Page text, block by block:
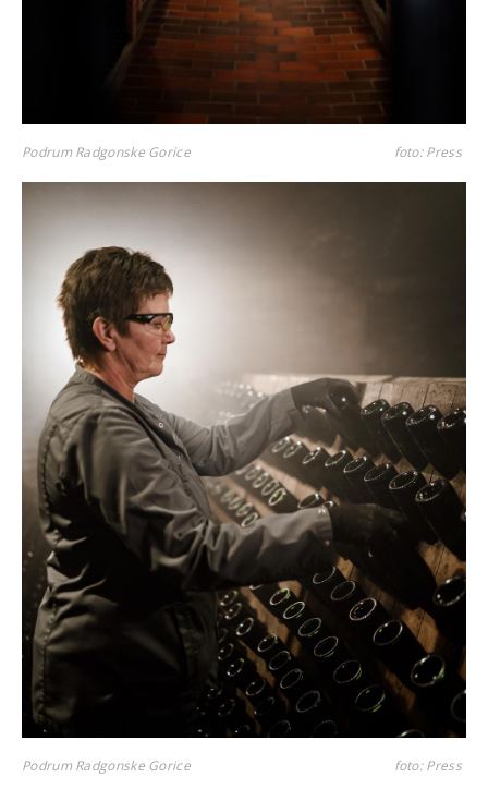
Podrum Radgonske Gorice foto: Press
Podrum Radgonske Gorice foto: Press